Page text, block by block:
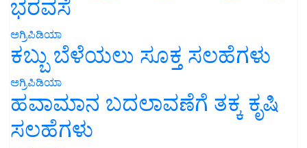
ಭರವಸೆ
ಅಗ್ರಿಪಿಡಿಯಾ
ಕಬ್ಬು ಬೆಳೆಯಲು ಸೂಕ್ತ ಸಲಹೆಗಳು
ಅಗ್ರಿಪಿಡಿಯಾ
ಹವಾಮಾನ ಬದಲಾವಣೆಗೆ ತಕ್ಕ ಕೃಷಿ
ಸಲಹೆಗಳು